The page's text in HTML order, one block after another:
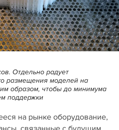
Отдельно радует
размещения моделей на
образом, чтобы до минимума
поддержки
на рынке оборудование,